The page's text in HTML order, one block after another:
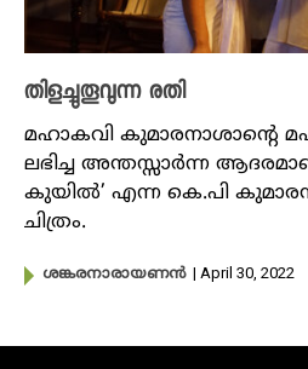
തിളച്ചുതൂവുന്ന രതി
മഹാകവി കുമാരനാശാന്റെ
ലഭിച്ച അന്തസ്സാർന്ന
കുയിൽ’ എന്ന കെ.പി
ചിത്രം.
ശങ്കരനാരായണൻ | April 30, 2022